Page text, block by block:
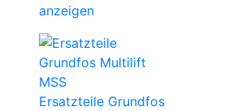
anzeigen
Ersatzteile Grundfos